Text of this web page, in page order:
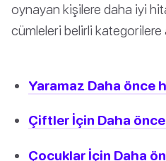
oynayan kişilere daha iyi
cümleleri belirli kategorilere
Yaramaz Daha önce
Çiftler İçin Daha
Çocuklar İçin Daha